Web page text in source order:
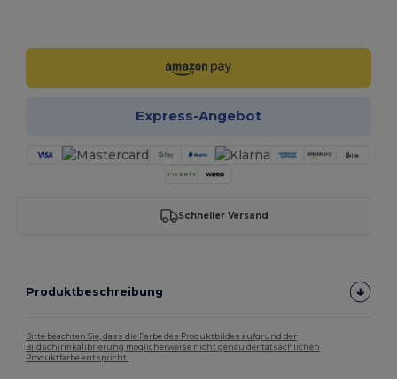
Express-Angebot
Schneller Versand
Produktbeschreibung
Bitte beachten Sie, dass die Farbe des Produktbildes aufgrund der
Bildschirmkalibrierung möglicherweise nicht genau der tatsächlichen
Produktfarbe entspricht.